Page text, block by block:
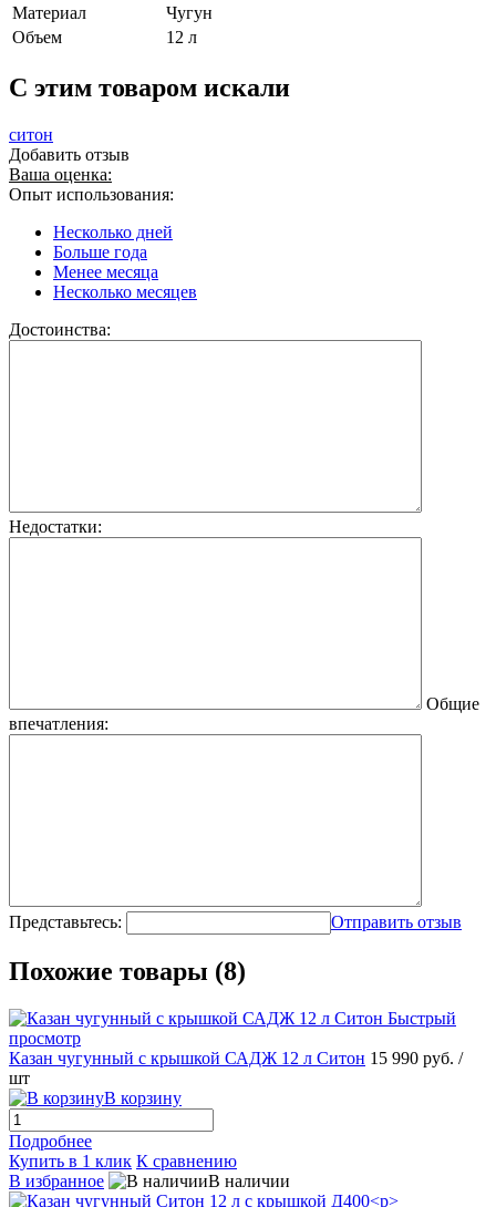
Материал
Чугун
Объем
12 л
C этим товаром искали
ситон
Добавить отзыв
Ваша оценка:
Опыт использования:
Несколько дней
Больше года
Менее месяца
Несколько месяцев
Достоинства:
Недостатки:
Общие
впечатления:
Представьтесь: Отправить отзыв
Похожие товары (8)
Быстрый
просмотр
Казан чугунный с крышкой САДЖ 12 л Ситон 15 990 руб. /
шт
В корзину
Подробнее
Купить в 1 клик К сравнению
В избранное
В наличии